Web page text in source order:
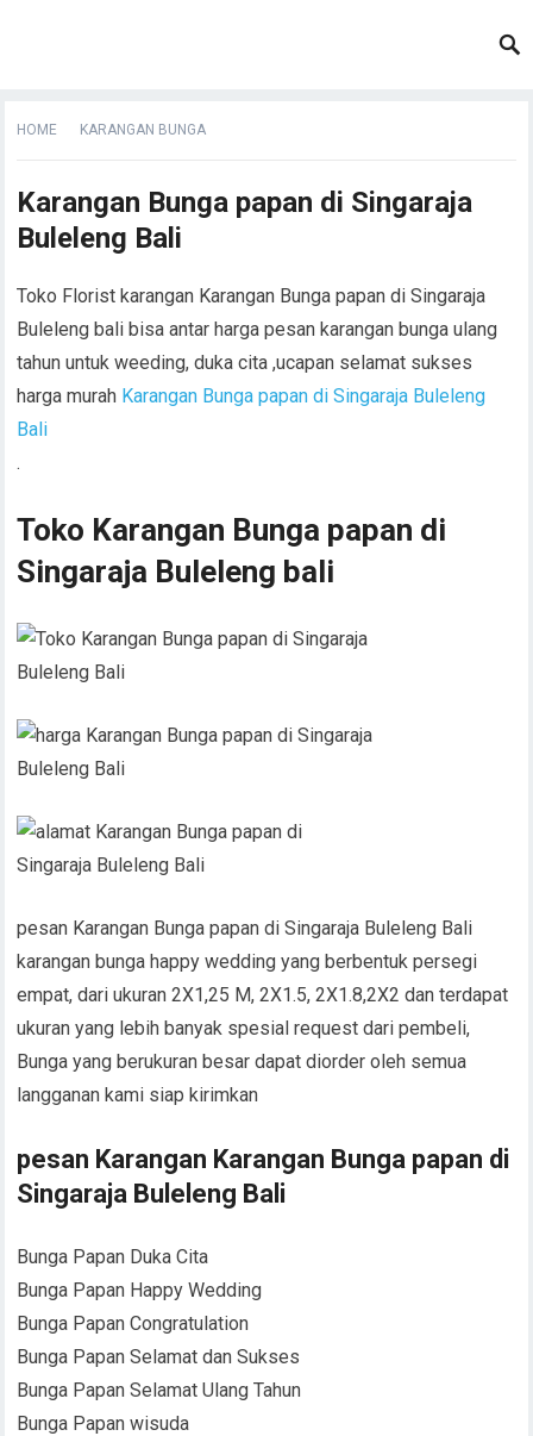
HOME KARANGAN BUNGA
Karangan Bunga papan di Singaraja
Buleleng Bali
Toko Florist karangan Karangan Bunga papan di Singaraja
Buleleng bali bisa antar harga pesan karangan bunga ulang
tahun untuk weeding, duka cita ,ucapan selamat sukses
harga murah Karangan Bunga papan di Singaraja Buleleng
Bali
.
Toko Karangan Bunga papan di
Singaraja Buleleng bali
pesan Karangan Bunga papan di Singaraja Buleleng Bali
karangan bunga happy wedding yang berbentuk persegi
empat, dari ukuran 2X1,25 M, 2X1.5, 2X1.8,2X2 dan terdapat
ukuran yang lebih banyak spesial request dari pembeli,
Bunga yang berukuran besar dapat diorder oleh semua
langganan kami siap kirimkan
pesan Karangan Karangan Bunga papan di
Singaraja Buleleng Bali
Bunga Papan Duka Cita
Bunga Papan Happy Wedding
Bunga Papan Congratulation
Bunga Papan Selamat dan Sukses
Bunga Papan Selamat Ulang Tahun
Bunga Papan wisuda